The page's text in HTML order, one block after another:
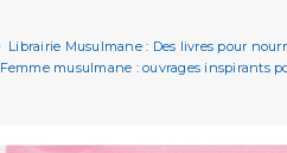
Librairie Musulmane : Des livres pour
Femme musulmane : ouvrages inspirants